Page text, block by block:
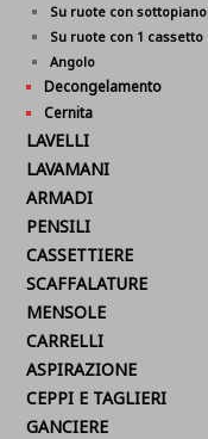
Su ruote con sottopiano
Su ruote con 1 cassetto
Angolo
Decongelamento
Cernita
LAVELLI
LAVAMANI
ARMADI
PENSILI
CASSETTIERE
SCAFFALATURE
MENSOLE
CARRELLI
ASPIRAZIONE
CEPPI E TAGLIERI
GANCIERE